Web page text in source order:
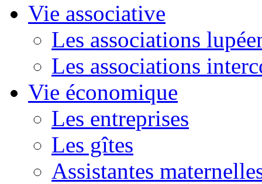
Vie associative
Les associations
Les associations
Vie économique
Les entreprises
Les gîtes
Assistantes